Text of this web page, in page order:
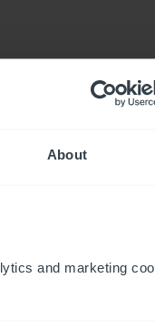
About
and marketing